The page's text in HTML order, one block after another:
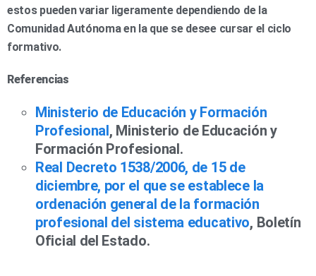
estos pueden variar ligeramente dependiendo de la
Comunidad Autónoma en la que se desee cursar el ciclo
formativo.
Referencias
Ministerio de Educación y Formación
Profesional, Ministerio de Educación y
Formación Profesional.
Real Decreto 1538/2006, de 15 de
diciembre, por el que se establece la
ordenación general de la formación
profesional del sistema educativo, Boletín
Oficial del Estado.